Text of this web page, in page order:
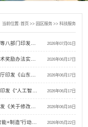
当前位置: 首页>> 园区服务>> 科技服务
2026年07月01日
2026年06月17日
2026年06月17日
2026年06月17日
2026年06月16日
2026年05月22日